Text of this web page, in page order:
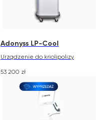
Adonyss LP-Cool
Urządzenie do kriolipolizy
53 200 zł